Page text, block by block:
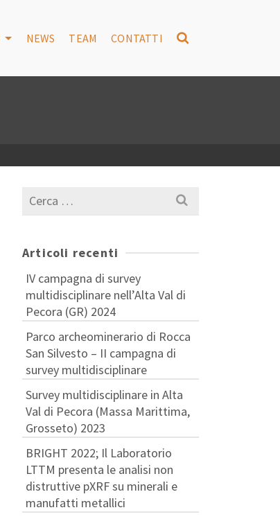
NEWS TEAM CONTATTI
Cerca
Articoli recenti
IV campagna di survey
multidisciplinare nell’Alta Val di
Pecora (GR) 2024
Parco archeominerario di Rocca
San Silvesto – II campagna di
survey multidisciplinare
Survey multidisciplinare in Alta
Val di Pecora (Massa Marittima,
Grosseto) 2023
BRIGHT 2022; Il Laboratorio
LTTM presenta le analisi non
distruttive pXRF su minerali e
manufatti metallici